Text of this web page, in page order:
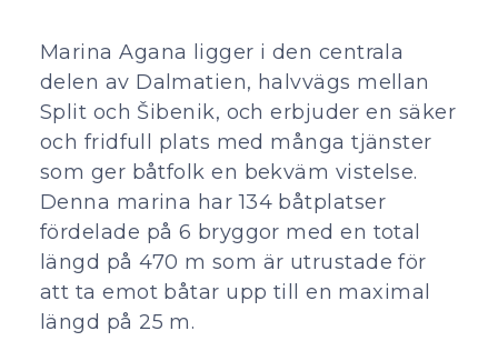
Marina Agana ligger i den centrala
delen av Dalmatien, halvvägs mellan
Split och Šibenik, och erbjuder en säker
och fridfull plats med många tjänster
som ger båtfolk en bekväm vistelse.
Denna marina har 134 båtplatser
fördelade på 6 bryggor med en total
längd på 470 m som är utrustade för
att ta emot båtar upp till en maximal
längd på 25 m.